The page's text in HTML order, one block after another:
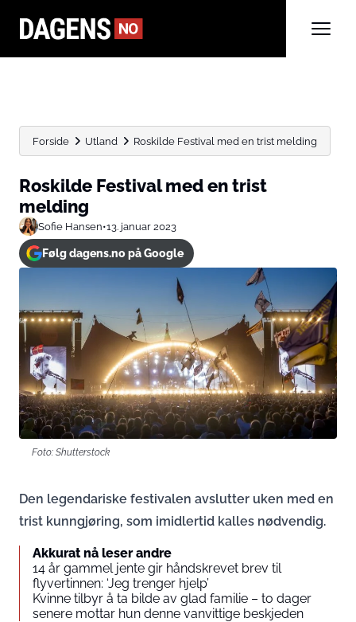
Forside Utland Roskilde Festival med en trist melding
Roskilde Festival med en trist
melding
Sofie Hansen•13. januar 2023
Følg dagens.no på Google
Foto: Shutterstock
Den legendariske festivalen avslutter uken med en
trist kunngjøring, som imidlertid kalles nødvendig.
Akkurat nå leser andre
14 år gammel jente gir håndskrevet brev til
flyvertinnen: ‘Jeg trenger hjelp’
Kvinne tilbyr å ta bilde av glad familie – to dager
senere mottar hun denne vanvittige beskjeden